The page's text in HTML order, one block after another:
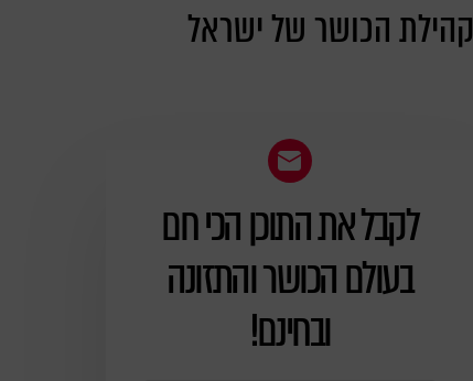
קהילת הכושר של ישראל
ניוזלטר
לקבל את התוכן הכי חם
בעולם הכושר והתזונה
ובחינם!